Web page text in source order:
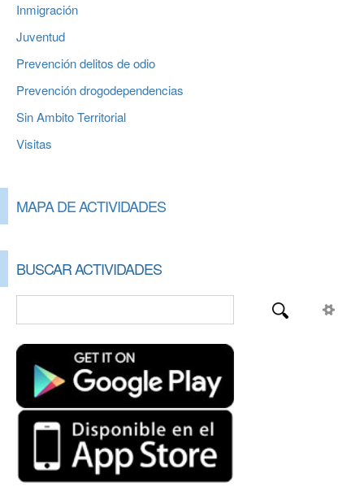
Inmigración
Juventud
Prevención delitos de odio
Prevención drogodependencias
Sin Ambito Territorial
Visitas
MAPA DE ACTIVIDADES
BUSCAR ACTIVIDADES